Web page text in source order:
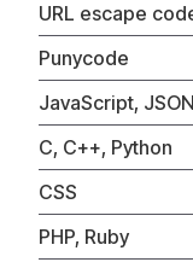
URL escape
Punycode
JavaScript,
C, C++, Python
CSS
PHP, Ruby